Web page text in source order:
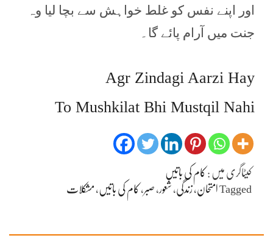
اور اپنے نفس کو غلط خواہش سے بچا لیا وہ
جنت میں آرام پائے گا۔
Agr Zindagi Aarzi Hay
To Mushkilat Bhi Mustqil Nahi
کیٹاگری میں : کام کی باتیں
Taggedامتحان،زندگی، شعور، صبر، کام کی باتیں، مشکلات